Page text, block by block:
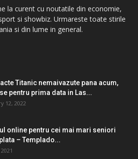
la curent cu noutatile din economie,
si showbiz. Urmareste toate stirile
si din lume in general.
Titanic nemaivazute pana acum,
pentru prima data in Las...
12, 2022
online pentru cei mai mari seniori
– Templado...